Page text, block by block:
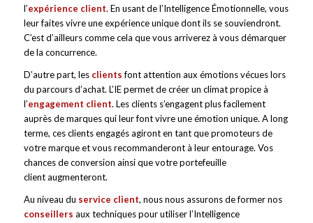
l’expérience client. En usant de l’Intelligence Émotionnelle, vous
leur faites vivre une expérience unique dont ils se souviendront.
C’est d’ailleurs comme cela que vous arriverez à vous démarquer
de la concurrence.
D’autre part, les clientsfont attention aux émotions vécues lors
du parcours d’achat. L’IE permet de créer un climat propice à
l’engagement client. Les clients s’engagent plus facilement
auprès de marques qui leur font vivre une émotion unique. A long
terme, ces clients engagés agiront en tant que promoteurs de
votre marque et vous recommanderont à leur entourage. Vos
chances de conversion ainsi que votre portefeuille
client augmenteront.
Au niveau du service client, nous nous assurons de former nos
conseillers aux techniques pour utiliser l’Intelligence